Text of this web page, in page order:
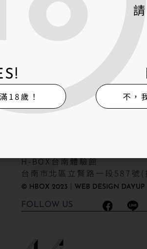
H-Box矽膠娃娃體驗
修
H-BOX 高雄旗艦館
地址：高雄市湖內區保生路
H-BOX台南體驗館
台南市北區立賢路一段587號(
FOLLOW US
© HBOX 2023｜WEB DESIGN DAYUP
18歲！ 不，